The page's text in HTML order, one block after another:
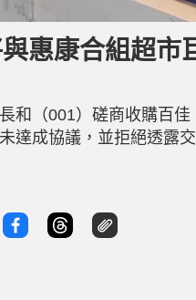
惠康合組超市
和（001）磋商收購百
達成協議，並拒絕透露
併會否引致壟斷問題，
跌轉升，報64.55元升